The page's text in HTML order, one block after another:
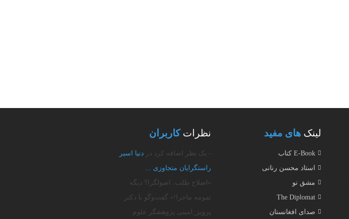
لینک های مفید
E-Book کتاب
استاد محسن رنانی
مشق نو
The Diplomat
صدای افغانستان
نظرات کاربران
- یک نظر اضافه کرد در دنیا اسیر
راستگرایان متجاوزی‌ ...
«اصلاح طلب، اصولگرا؟ دیگه
تمومه ماجرا!» گفت‌وگو با دکتر
پرویز_امینی پژوهشگر علوم